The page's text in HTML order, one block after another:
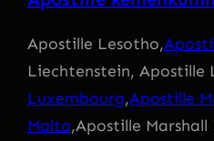
Apostille Lesotho,
Liechtenstein, Apostille
Luxembourg,Apostille
Malta,Apostille Marshall